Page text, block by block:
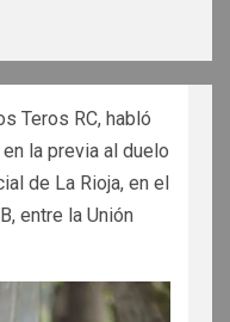
Teros RC, habló
la previa al duelo
de La Rioja, en el
entre la Unión